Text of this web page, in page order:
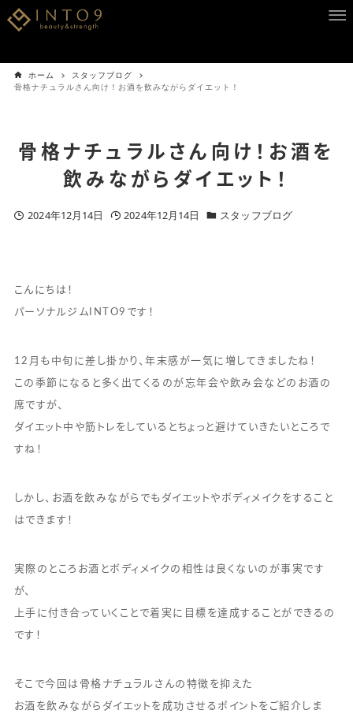
ホーム
スタッフブログ
骨格ナチュラルさん向け！お酒を飲みながらダイエット！
骨格ナチュラルさん向け！お酒を
飲みながらダイエット！
2024年12月14日 2024年12月14日 スタッフブログ
こんにちは！
パーソナルジムINTO9です！
12月も中旬に差し掛かり、年末感が一気に増してきましたね！
この季節になると多く出てくるのが忘年会や飲み会などのお酒の
席ですが、
ダイエット中や筋トレをしているとちょっと避けていきたいところで
すね！
しかし、お酒を飲みながらでもダイエットやボディメイクをすること
はできます！
実際のところお酒とボディメイクの相性は良くないのが事実です
が、
上手に付き合っていくことで着実に目標を達成することができるの
です！
そこで今回は骨格ナチュラルさんの特徴を抑えた
お酒を飲みながらダイエットを成功させるポイントをご紹介しま